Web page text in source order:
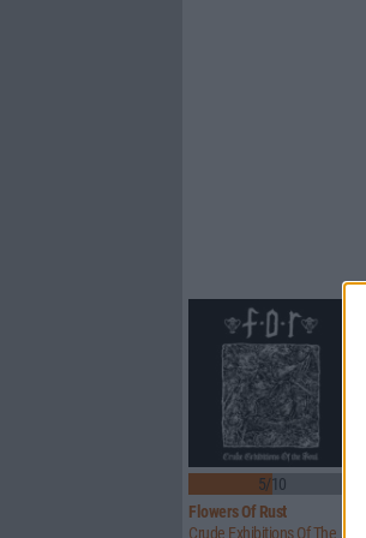
5/10
Flowers Of Rust